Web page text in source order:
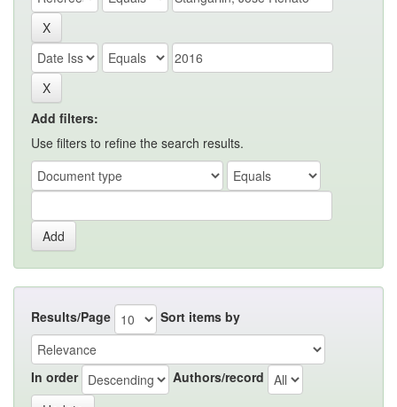
Add filters:
Use filters to refine the search results.
Results/Page Sort items by
In order Authors/record